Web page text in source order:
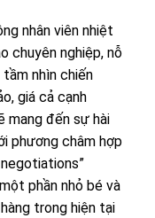
nhân viên nhiệt
chuyên nghiệp, nỗ
nhìn chiến
giá cả cạnh
mang đến sự hài
phương châm hợp
phần nhỏ bé và
trong hiện tại